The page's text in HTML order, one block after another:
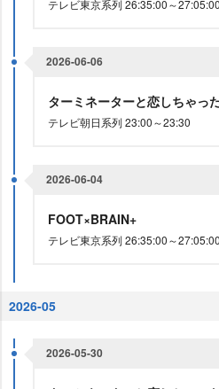
テレビ東京系列 26:35:00～27:05:00
2026-06-06
ターミネーターと恋しちゃっ
テレビ朝日系列 23:00～23:30
2026-06-04
FOOT×BRAIN+
テレビ東京系列 26:35:00～27:05:00
2026-05
2026-05-30